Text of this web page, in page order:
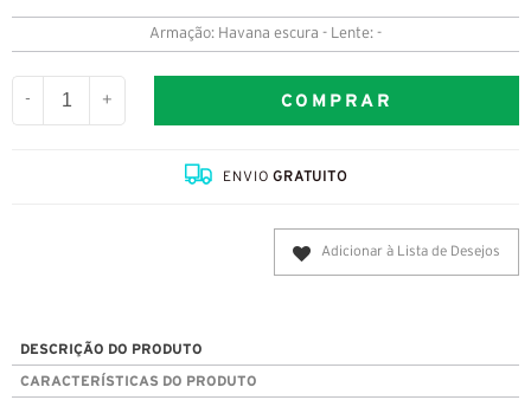
Armação: Havana escura - Lente: -
- + COMPRAR
ENVIOGRATUITO
Adicionar à Lista de Desejos
DESCRIÇÃO DO PRODUTO
CARACTERÍSTICAS DO PRODUTO